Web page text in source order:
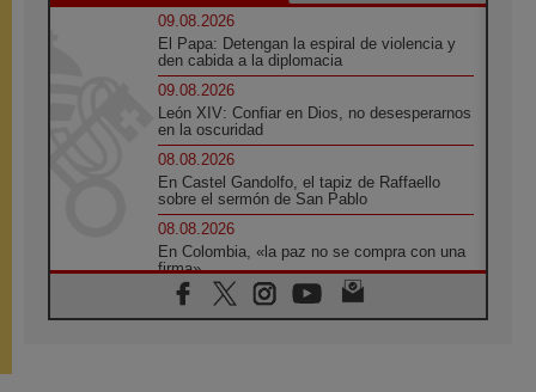
09.08.2026
El Papa: Detengan la espiral de violencia y
den cabida a la diplomacia
09.08.2026
León XIV: Confiar en Dios, no desesperarnos
en la oscuridad
08.08.2026
En Castel Gandolfo, el tapiz de Raffaello
sobre el sermón de San Pablo
08.08.2026
En Colombia, «la paz no se compra con una
firma»
08.08.2026
En Venezuela celebraron los 416 años del